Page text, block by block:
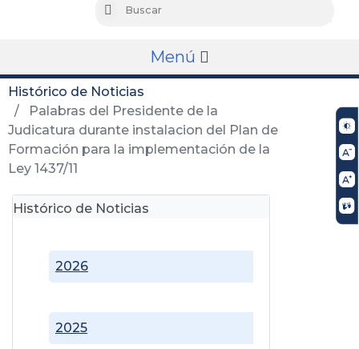
Buscar
Menú
Histórico de Noticias
Palabras del Presidente de la
Judicatura durante instalacion del Plan de
Formación para la implementación de la
Ley 1437/11
Histórico de Noticias
2025
2026